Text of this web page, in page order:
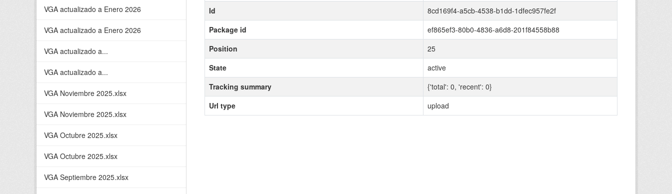
VGA actualizado a Enero 2026
VGA actualizado a Enero 2026
VGA actualizado a...
VGA actualizado a...
VGA Noviembre 2025.xlsx
VGA Noviembre 2025.xlsx
VGA Octubre 2025.xlsx
VGA Octubre 2025.xlsx
VGA Septiembre 2025.xlsx
Id
8cd169f4-a5cb-4538-b1dd-1dfec957fe2f
Package id
ef865ef3-80b0-4836-a6d8-201f84558b88
Position
25
State
active
Tracking summary
{'total': 0, 'recent': 0}
Url type
upload